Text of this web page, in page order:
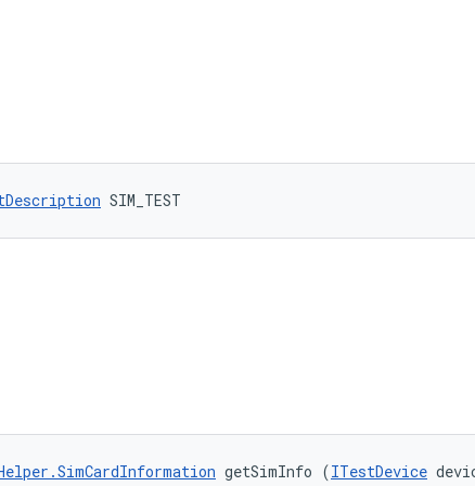
SIM_TEST
getSimInfo (ITestDevice